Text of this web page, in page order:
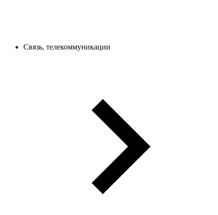
Связь, телекоммуникации